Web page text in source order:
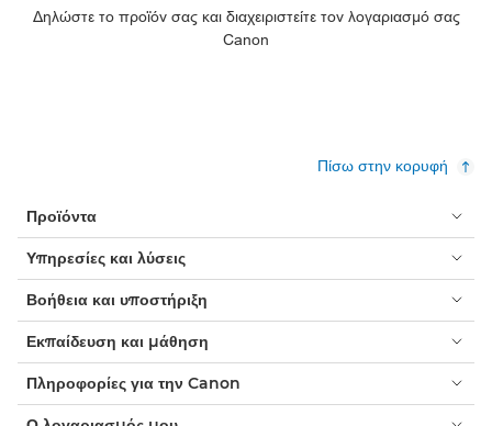
Δηλώστε το προϊόν σας και διαχειριστείτε τον λογαριασμό σας
Canon
Πίσω στην κορυφή
Προϊόντα
Υπηρεσίες και λύσεις
Βοήθεια και υποστήριξη
Εκπαίδευση και μάθηση
Πληροφορίες για την Canon